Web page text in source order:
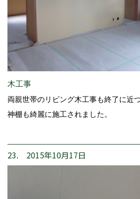
木工事
両親世帯のリビング木工事も終了に近
神棚も綺麗に施工されました。
23. 2015年10月17日